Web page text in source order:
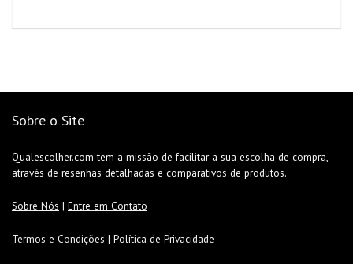
Sobre o Site
Qualescolher.com tem a missão de facilitar a sua escolha de compra,
através de resenhas detalhadas e comparativos de produtos.
Sobre Nós | Entre em Contato
Termos e Condições | Política de Privacidade